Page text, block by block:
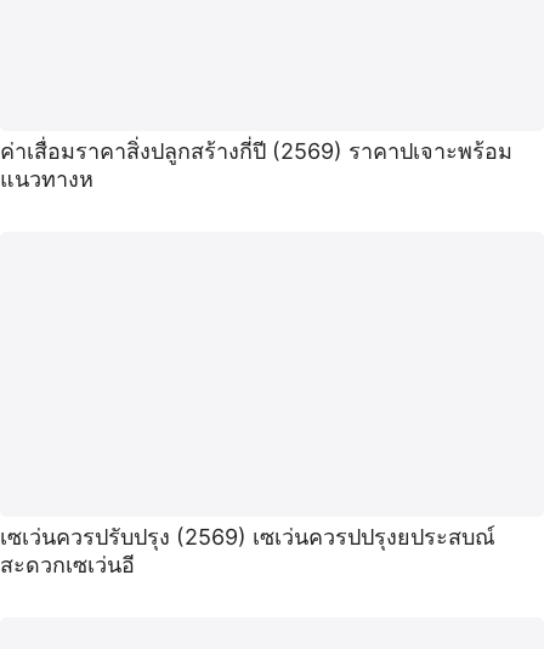
ค่าเสื่อมราคาสิ่งปลูกสร้างกี่ปี (2569) ราคาปเจาะพร้อม
แนวทางห
เซเว่นควรปรับปรุง (2569) เซเว่นควรปปรุงยประสบณ์
สะดวกเซเว่นอี